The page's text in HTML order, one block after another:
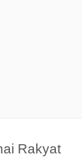
Rakyat